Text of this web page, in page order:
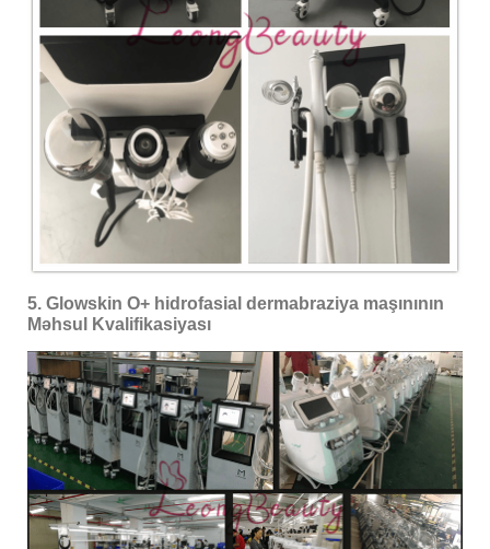
5. Glowskin O+ hidrofasial dermabraziya maşınının
Məhsul Kvalifikasiyası